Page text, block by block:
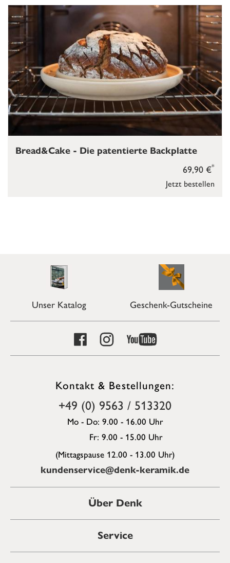
Jetzt bestellen
69,90 €*
Bread&Cake - Die patentierte Backplatte
Unser Katalog Geschenk-Gutscheine
Kontakt & Bestellungen:
+49 (0) 9563 / 513320
Mo - Do: 9.00 - 16.00 Uhr
Fr: 9.00 - 15.00 Uhr
(Mittagspause 12.00 - 13.00 Uhr)
kundenservice@denk-keramik.de
Über Denk
Service